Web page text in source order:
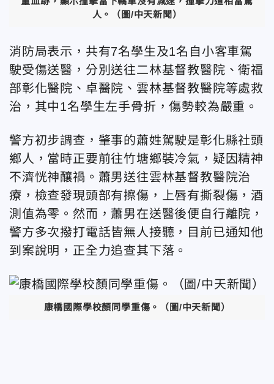
人。（圖/中天新聞）
消防局表示，共有7名學生及1名自小客車駕
駛受傷送醫，分別送往二林基督教醫院、衛福
部彰化醫院、卓醫院、雲林基督教醫院等處救
治，其中1名學生左手骨折，傷勢較為嚴重。
警方初步調查，肇事的蕭姓駕駛是彰化縣社頭
鄉人，當時正要前往竹塘鄉裝冷氣，疑因精神
不濟恍神釀禍。蕭男送往雲林基督教醫院治
療，檢查發現頭部有擦傷，上唇有撕裂傷，酒
測值為零。然而，蕭男在送醫後便自行離院，
警方多次撥打電話皆無人接聽，目前已通知他
到案說明，正全力追查其下落。
康橋國際學校顏同學重傷。（圖/中天新聞）